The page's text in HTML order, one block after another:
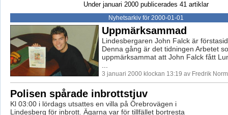
Under januari 2000 publicerades 41 artiklar
Nyhetsarkiv för 2000-01-01
Uppmärksammad
Lindesbergaren John Falck är
Denna gång är det tidningen Arbetet
uppmärksammat att John Falck fått
3 januari 2000 klockan 13:19 av Fredrik
Polisen spårade inbrottstjuv
Kl 03:00 i lördags utsattes en villa på Örebrovägen i
Lindesberg för inbrott. Ägarna var för tillfället bortresta